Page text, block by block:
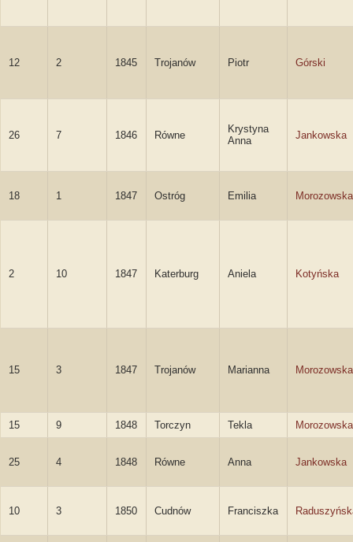
12 2 1845 Trojanów Piotr Górski
26 7 1846 Równe
Krystyna
Anna
Jankowska
18 1 1847 Ostróg Emilia Morozowska
2 10 1847 Katerburg Aniela Kotyńska
15 3 1847 Trojanów Marianna Morozowska
15 9 1848 Torczyn Tekla Morozowska
25 4 1848 Równe Anna Jankowska
10 3 1850 Cudnów Franciszka